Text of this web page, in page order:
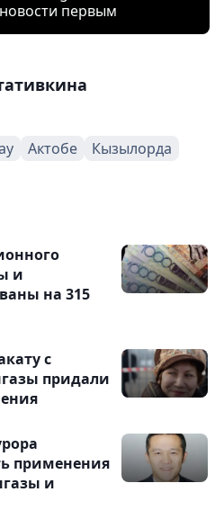
первым
Актобе
Кызылорда
и
на 315
с
придали
применения
и